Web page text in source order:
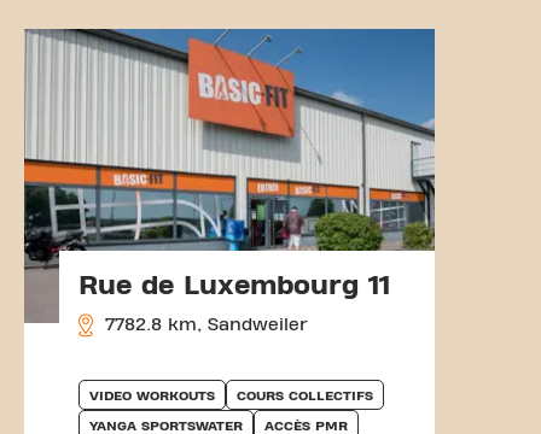
Rue de Luxembourg 11
7782.8 km, Sandweiler
VIDEO WORKOUTS COURS COLLECTIFS
YANGA SPORTSWATER ACCÈS PMR